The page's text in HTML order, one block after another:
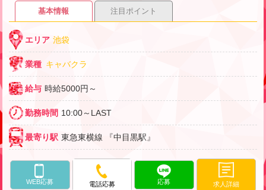
基本情報 注目ポイント
エリア 池袋
業種 キャバクラ
給与 時給5000円～
勤務時間 10:00～LAST
最寄り駅 東急東横線 『中目黒駅』
WEB応募 電話応募 応募 求人詳細